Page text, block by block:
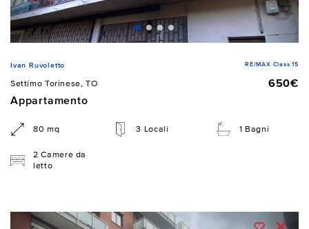
Ivan Ruvoletto RE/MAX Class 15
Settimo Torinese, TO
650€
Appartamento
80 mq 3 Locali 1 Bagni
2 Camere da
letto